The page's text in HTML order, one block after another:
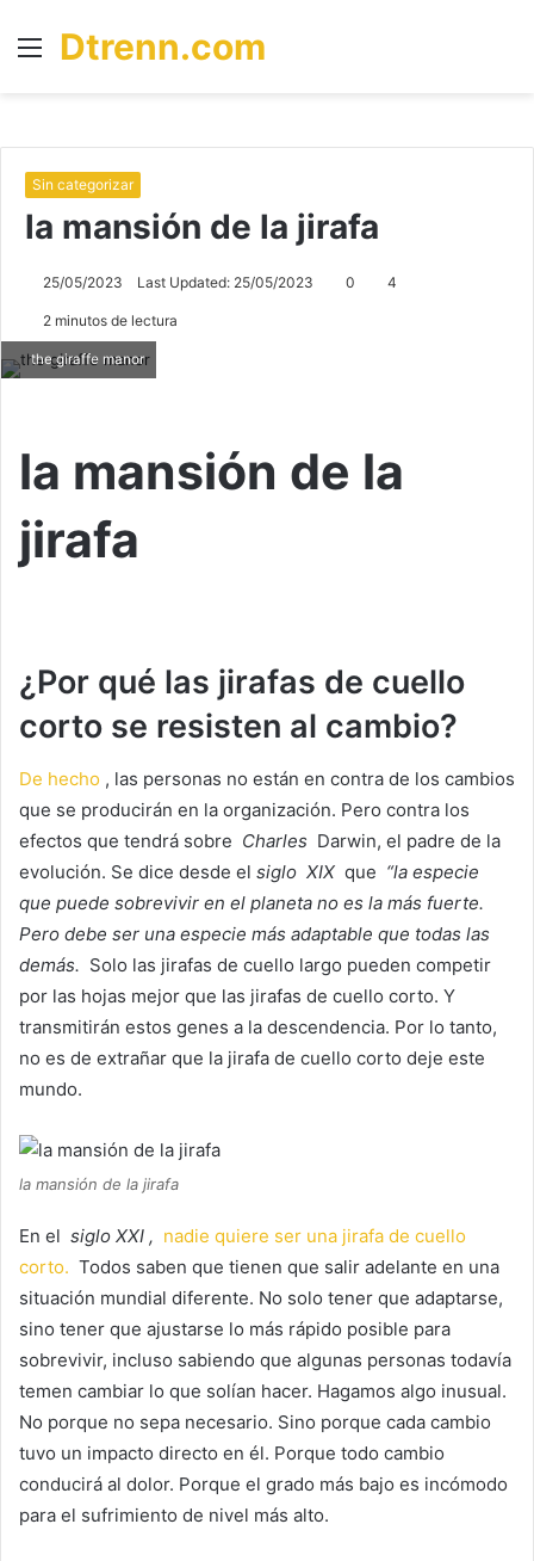
Menú
Dtrenn.com
Sin categorizar
la mansión de la jirafa
25/05/2023 Last Updated: 25/05/2023 0 4
2 minutos de lectura
the giraffe manor
la mansión de la
jirafa
¿Por qué las jirafas de cuello
corto se resisten al cambio?
De hecho , las personas no están en contra de los cambios
que se producirán en la organización. Pero contra los
efectos que tendrá sobre Charles Darwin, el padre de la
evolución. Se dice desde el siglo XIX que “la especie
que puede sobrevivir en el planeta no es la más fuerte.
Pero debe ser una especie más adaptable que todas las
demás. Solo las jirafas de cuello largo pueden competir
por las hojas mejor que las jirafas de cuello corto. Y
transmitirán estos genes a la descendencia. Por lo tanto,
no es de extrañar que la jirafa de cuello corto deje este
mundo.
la mansión de la jirafa
En el siglo XXI , nadie quiere ser una jirafa de cuello
corto. Todos saben que tienen que salir adelante en una
situación mundial diferente. No solo tener que adaptarse,
sino tener que ajustarse lo más rápido posible para
sobrevivir, incluso sabiendo que algunas personas todavía
temen cambiar lo que solían hacer. Hagamos algo inusual.
No porque no sepa necesario. Sino porque cada cambio
tuvo un impacto directo en él. Porque todo cambio
conducirá al dolor. Porque el grado más bajo es incómodo
para el sufrimiento de nivel más alto.